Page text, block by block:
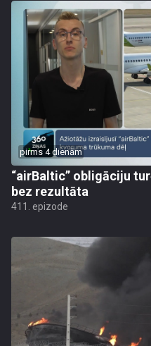
pirms 4 dienām
“airBaltic” obligāciju
bez rezultāta
411. epizode